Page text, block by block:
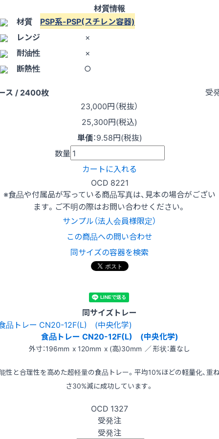
材質情報
材質 PSP系-PSP(スチレン容器)
レンジ
×
耐油性
×
断熱性
○
ス / 2400枚
受
23,000円（税抜）
25,300円(税込)
単価：9.58円(税抜)
数量
カートに入れる
OCD 8221
※食品や付属品が写っている商品写真は、見本の場合がござい
ます。ご不明の際はお問い合わせください。
サンプル（法人会員様限定）
この商品への問い合わせ
同サイズの容器を検索
同サイズトレー
食品トレー CN20-12F(L) (中央化学)
外寸：196mm x 120mm x (高)30mm ／ 形状：蓋なし
性と合理性を高めた超軽量の食品トレー。平均10%ほどの軽量化、重
さ30%減に成功しています。
OCD 1327
受発注
受発注